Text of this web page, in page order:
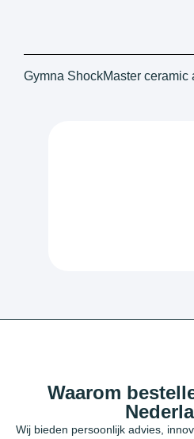
Gymna ShockMaster ceramic
Waarom
Wij bieden persoonlijk advies,